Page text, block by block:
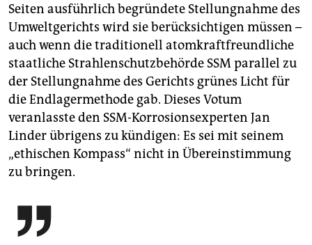
Seiten ausführlich begründete Stellungnahme des
Umweltgerichts wird sie berücksichtigen müssen –
auch wenn die traditionell atomkraftfreundliche
staatliche Strahlenschutzbehörde SSM parallel zu
der Stellungnahme des Gerichts grünes Licht für
die Endlagermethode gab. Dieses Votum
veranlasste den SSM-Korrosionsexperten Jan
Linder übrigens zu kündigen: Es sei mit seinem
„ethischen Kompass“ nicht in Übereinstimmung
zu bringen.
